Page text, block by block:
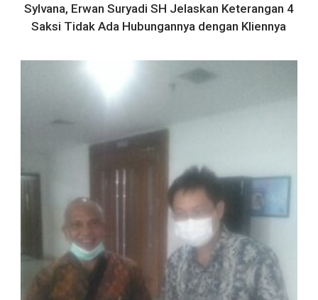
Sylvana, Erwan Suryadi SH Jelaskan Keterangan 4
Saksi Tidak Ada Hubungannya dengan Kliennya